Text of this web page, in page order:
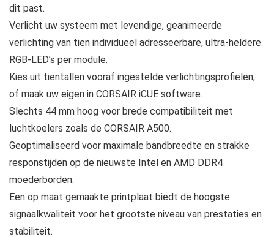
dit past.
Verlicht uw systeem met levendige, geanimeerde
verlichting van tien individueel adresseerbare, ultra-heldere
RGB-LED’s per module.
Kies uit tientallen vooraf ingestelde verlichtingsprofielen,
of maak uw eigen in CORSAIR iCUE software.
Slechts 44 mm hoog voor brede compatibiliteit met
luchtkoelers zoals de CORSAIR A500.
Geoptimaliseerd voor maximale bandbreedte en strakke
responstijden op de nieuwste Intel en AMD DDR4
moederborden.
Een op maat gemaakte printplaat biedt de hoogste
signaalkwaliteit voor het grootste niveau van prestaties en
stabiliteit.